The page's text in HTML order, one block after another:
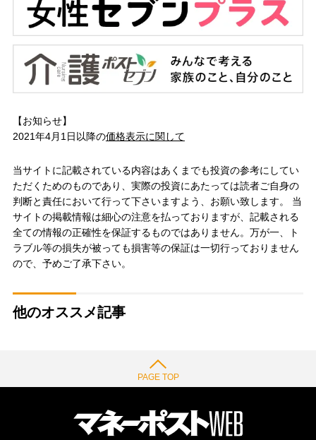
【お知らせ】
2021年4月1日以降の価格表示に関して
当サイトに記載されている内容はあくまでも投資の参考にしてい
ただくためのものであり、実際の投資にあたっては読者ご自身の
判断と責任において行って下さいますよう、お願い致します。 当
サイトの掲載情報は細心の注意を払っておりますが、記載される
全ての情報の正確性を保証するものではありません。万が一、ト
ラブル等の損失が被っても損害等の保証は一切行っておりません
ので、予めご了承下さい。
他のオススメ記事
PAGE TOP